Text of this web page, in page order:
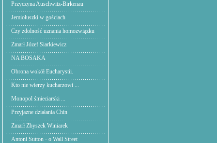
Przyczyna Auschwitz-Birkenau
Jemiołuszki w gościach
Czy zdolność uznania homozwiązku
Zmarł Józef Siarkiewicz
NA BOSAKA
Obrona wokół Eucharystii.
Kto nie wierzy kucharzowi ...
Monopol śmieciarski ...
Przyjazne działania Chin
Zmarł Zbyszek Winiarek
Antoni Sutton - o Wall Street